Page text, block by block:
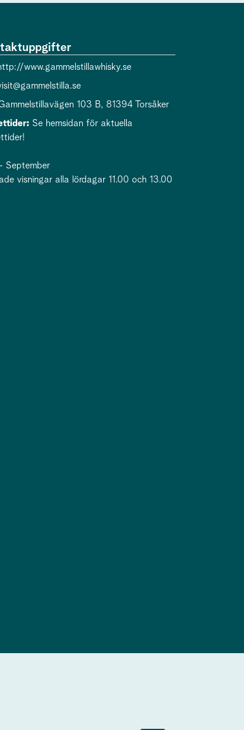
www.gammelstillawhisky.se
post:
103 B, 81394 Torsåker
Se hemsidan för aktuella
September
visningar alla lördagar 11.00 och 13.00